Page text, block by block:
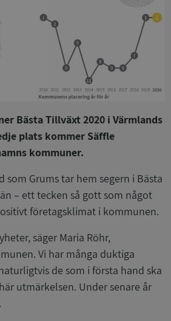
Bästa Tillväxt 2020 i Värmlands
plats kommer Säffle
kommuner.
som Grums tar hem segern i Bästa
– ett tecken så gott som något
företagsklimat i kommunen.
säger Maria Röhr,
Vi har många duktiga
de som i första hand ska
utmärkelsen. Under senare år